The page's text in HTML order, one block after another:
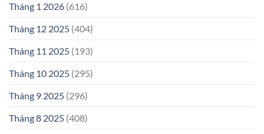
Tháng 1 2026 (616)
Tháng 12 2025 (404)
Tháng 11 2025 (193)
Tháng 10 2025 (295)
Tháng 9 2025 (296)
Tháng 8 2025 (408)